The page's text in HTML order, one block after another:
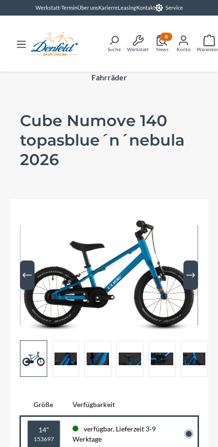
springenWerkstatt-TerminÜber unsKarierreLeasingKontakt Service
Suche Werkstatt News
8
Konto
Fahrräder
Cube Numove 140
topasblue´n´nebula
2026
Größe Verfügbarkeit
14"
153697
verfügbar, Lieferzeit 3-9
Werktage